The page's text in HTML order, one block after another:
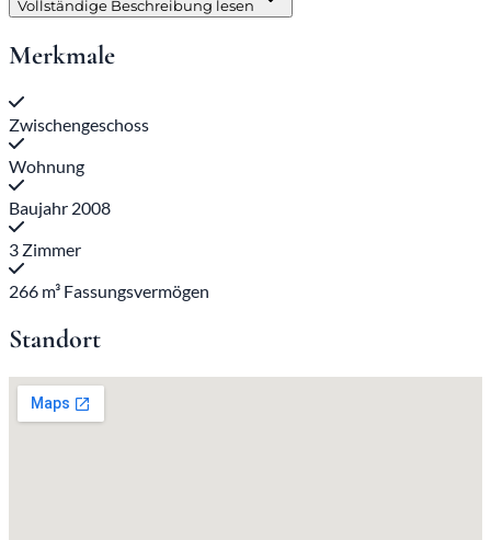
Vollständige Beschreibung lesen
Merkmale
Zwischengeschoss
Wohnung
Baujahr 2008
3 Zimmer
266 m³ Fassungsvermögen
Standort